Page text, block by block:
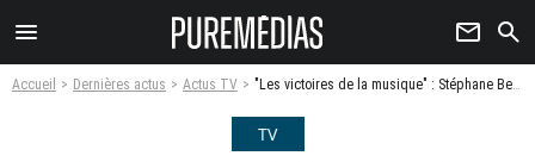
menu newsletter search
Accueil Dernières actus Actus TV "Les victoires de la musique" : Stéphane Bern et Laury Thilleman aux commandes de la 36e cérémonie ce soir
TV